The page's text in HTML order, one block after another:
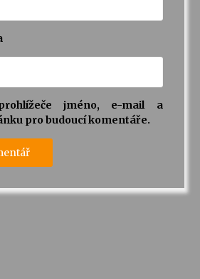
jméno, e-mail a
pro budoucí komentáře.